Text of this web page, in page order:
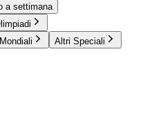
a settimana
Altri Speciali